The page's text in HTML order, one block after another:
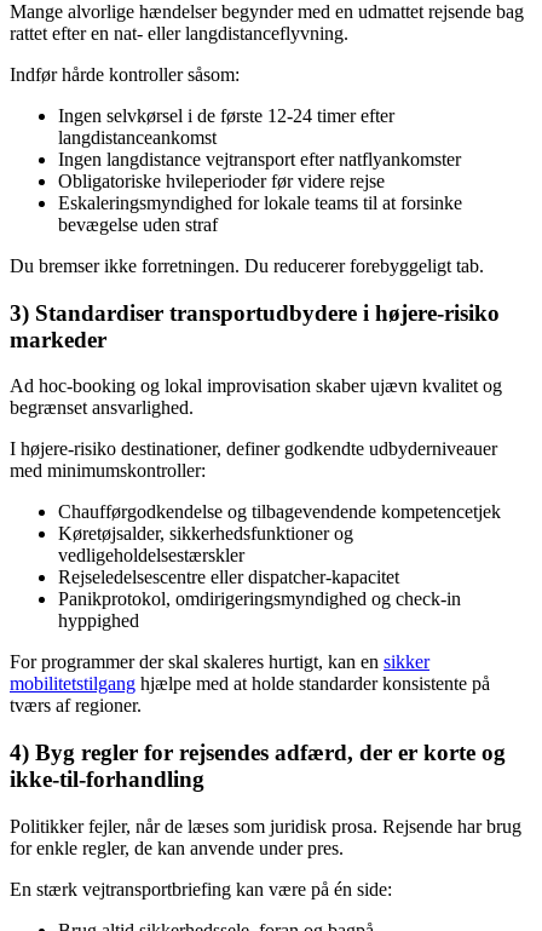
Mange alvorlige hændelser begynder med en udmattet rejsende bag
rattet efter en nat- eller langdistanceflyvning.
Indfør hårde kontroller såsom:
Ingen selvkørsel i de første 12-24 timer efter
langdistanceankomst
Ingen langdistance vejtransport efter natflyankomster
Obligatoriske hvileperioder før videre rejse
Eskaleringsmyndighed for lokale teams til at forsinke
bevægelse uden straf
Du bremser ikke forretningen. Du reducerer forebyggeligt tab.
3) Standardiser transportudbydere i højere-risiko
markeder
Ad hoc-booking og lokal improvisation skaber ujævn kvalitet og
begrænset ansvarlighed.
I højere-risiko destinationer, definer godkendte udbyderniveauer
med minimumskontroller:
Chaufførgodkendelse og tilbagevendende kompetencetjek
Køretøjsalder, sikkerhedsfunktioner og
vedligeholdelsestærskler
Rejseledelsescentre eller dispatcher-kapacitet
Panikprotokol, omdirigeringsmyndighed og check-in
hyppighed
For programmer der skal skaleres hurtigt, kan en sikker
mobilitetstilgang hjælpe med at holde standarder konsistente på
tværs af regioner.
4) Byg regler for rejsendes adfærd, der er korte og
ikke-til-forhandling
Politikker fejler, når de læses som juridisk prosa. Rejsende har brug
for enkle regler, de kan anvende under pres.
En stærk vejtransportbriefing kan være på én side: